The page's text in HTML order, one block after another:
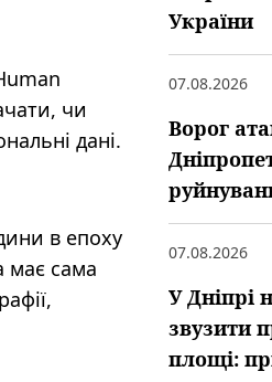
чи
дані.
в епоху
має сама
України
07.08.2026
Ворог
07.08.2026
У Дніпрі
звузити
площі: